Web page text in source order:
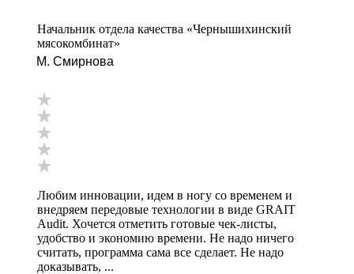
Начальник отдела качества «Чернышихинский
мясокомбинат»
М. Смирнова
Любим инновации, идем в ногу со временем и
внедряем передовые технологии в виде GRAIT
Audit. Хочется отметить готовые чек-листы,
удобство и экономию времени. Не надо ничего
считать, программа сама все сделает. Не надо
доказывать, ...